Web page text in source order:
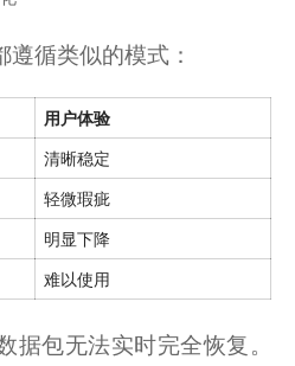
循类似的模式：
用户体验
清晰稳定
轻微瑕疵
明显下降
难以使用
据包无法实时完全恢复。